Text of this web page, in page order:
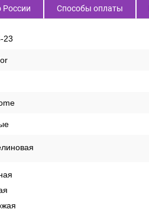
России Способы оплаты
23